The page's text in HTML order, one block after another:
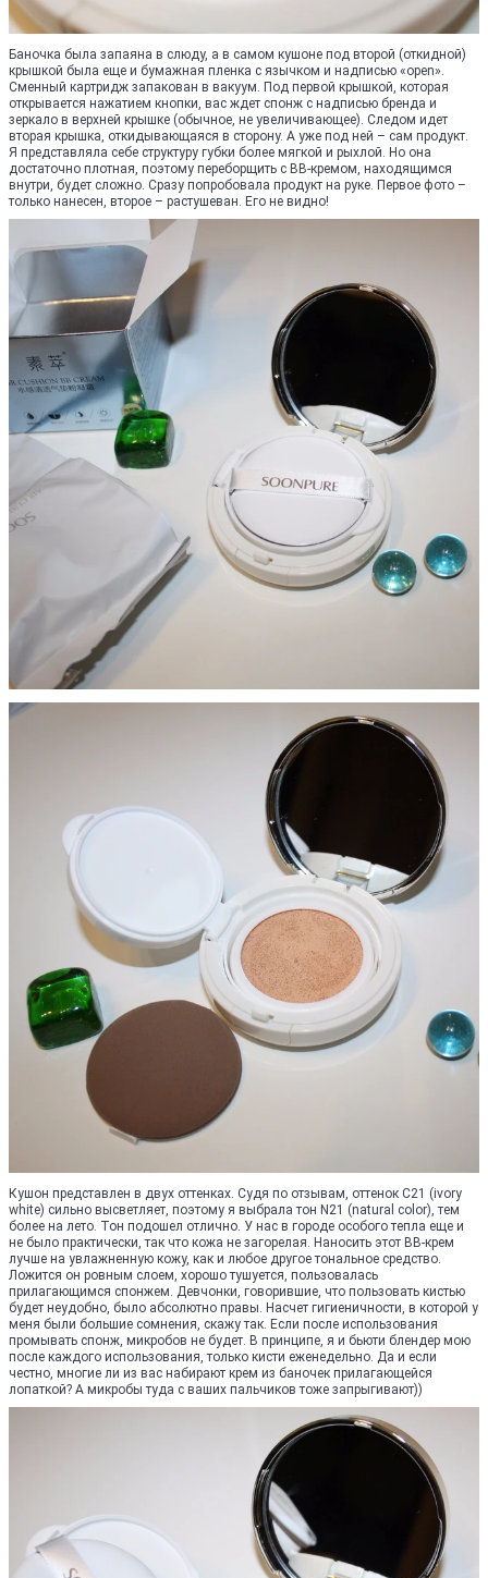
Баночка была запаяна в слюду, а в самом кушоне под второй (откидной)
крышкой была еще и бумажная пленка с язычком и надписью «оpen».
Сменный картридж запакован в вакуум. Под первой крышкой, которая
открывается нажатием кнопки, вас ждет спонж с надписью бренда и
зеркало в верхней крышке (обычное, не увеличивающее). Следом идет
вторая крышка, откидывающаяся в сторону. А уже под ней – сам продукт.
Я представляла себе структуру губки более мягкой и рыхлой. Но она
достаточно плотная, поэтому переборщить с BB-кремом, находящимся
внутри, будет сложно. Сразу попробовала продукт на руке. Первое фото –
только нанесен, второе – растушеван. Его не видно!
Кушон представлен в двух оттенках. Судя по отзывам, оттенок С21 (ivory
white) сильно высветляет, поэтому я выбрала тон N21 (natural color), тем
более на лето. Тон подошел отлично. У нас в городе особого тепла еще и
не было практически, так что кожа не загорелая. Наносить этот ВВ-крем
лучше на увлажненную кожу, как и любое другое тональное средство.
Ложится он ровным слоем, хорошо тушуется, пользовалась
прилагающимся спонжем. Девчонки, говорившие, что пользовать кистью
будет неудобно, было абсолютно правы. Насчет гигиеничности, в которой у
меня были большие сомнения, скажу так. Если после использования
промывать спонж, микробов не будет. В принципе, я и бьюти блендер мою
после каждого использования, только кисти еженедельно. Да и если
честно, многие ли из вас набирают крем из баночек прилагающейся
лопаткой? А микробы туда с ваших пальчиков тоже запрыгивают))